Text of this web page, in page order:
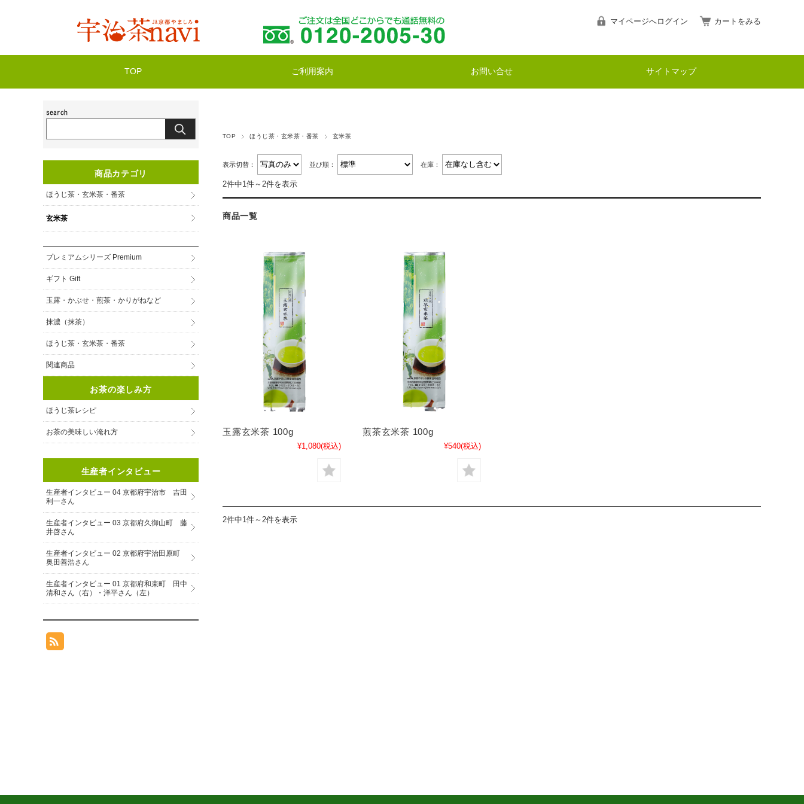
マイページへログイン カートをみる
TOP ご利用案内 お問い合せ サイトマップ
TOP ほうじ茶・玄米茶・番茶 玄米茶
表示切替： 並び順： 在庫：
2件中1件～2件を表示
商品一覧
玉露玄米茶 100g
¥1,080(税込)
煎茶玄米茶 100g
¥540(税込)
2件中1件～2件を表示
商品カテゴリ
ほうじ茶・玄米茶・番茶
玄米茶
プレミアムシリーズ Premium
ギフト Gift
玉露・かぶせ・煎茶・かりがねなど
抹濃（抹茶）
ほうじ茶・玄米茶・番茶
関連商品
お茶の楽しみ方
ほうじ茶レシピ
お茶の美味しい淹れ方
生産者インタビュー
生産者インタビュー 04 京都府宇治市 吉田
利一さん
生産者インタビュー 03 京都府久御山町 藤
井啓さん
生産者インタビュー 02 京都府宇治田原町
奥田善浩さん
生産者インタビュー 01 京都府和束町 田中
清和さん（右）・洋平さん（左）